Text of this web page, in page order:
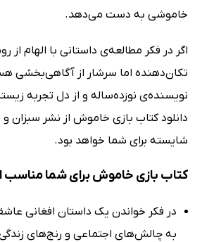
خاموشی به دست می‌دهد.
اگر در فکر مطالعه‌ی داستانی با الهام از
تکان‌دهنده اما سرشار از آگاهی‌بخشی
نویسنده‌ی نوزده‌ساله و از دل تجربه
دانلود کتاب بازی خاموش از نشر سبزان و
شایسته برای شما خواهد بود.
کتاب بازی خاموش برای شما مناسب
در فکر خواندن یک داستان افغانی
به چالش‌های اجتماعی و رنج‌های